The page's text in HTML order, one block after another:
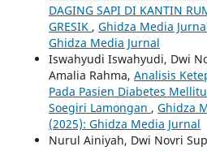
DAGING SAPI DI KANTIN
GRESIK , Ghidza Media
Ghidza Media Jurnal
Iswahyudi Iswahyudi, Dwi
Amalia Rahma, Analisis
Pada Pasien Diabetes
Soegiri Lamongan , Ghidza
(2025): Ghidza Media Jurnal
Nurul Ainiyah, Dwi Novri